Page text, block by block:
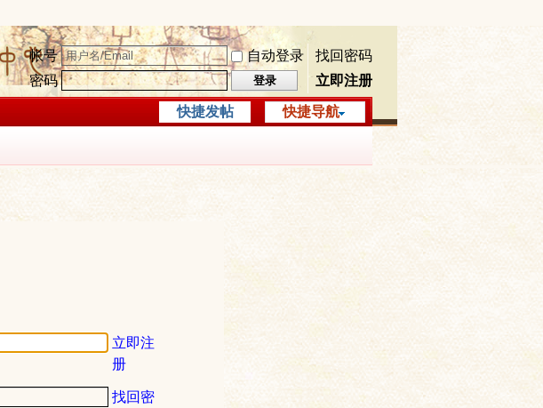
帐号 自动登录
找回密码
密码
登录 立即注册
快捷导航
快捷发帖
立即注
册
找回密